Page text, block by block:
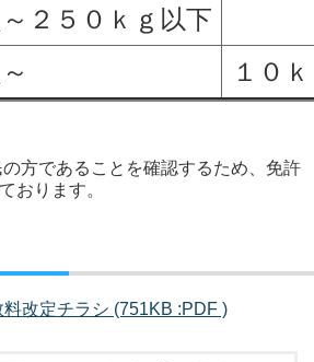
２５０ｋｇ以下
１０
方であることを確認するため、免許
おります。
改定チラシ (751KB :PDF )